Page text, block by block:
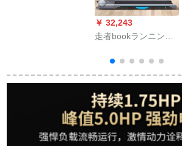
纳に邪魔がありま
す。大学生寮はおし
高配合APPベルの手
￥ 32,243
走者bookランニング
みフィットネス機材
Bluetoothリンク手す
グマシン家庭用フィ
ットネス家庭用モデ
ル幅走帯全折